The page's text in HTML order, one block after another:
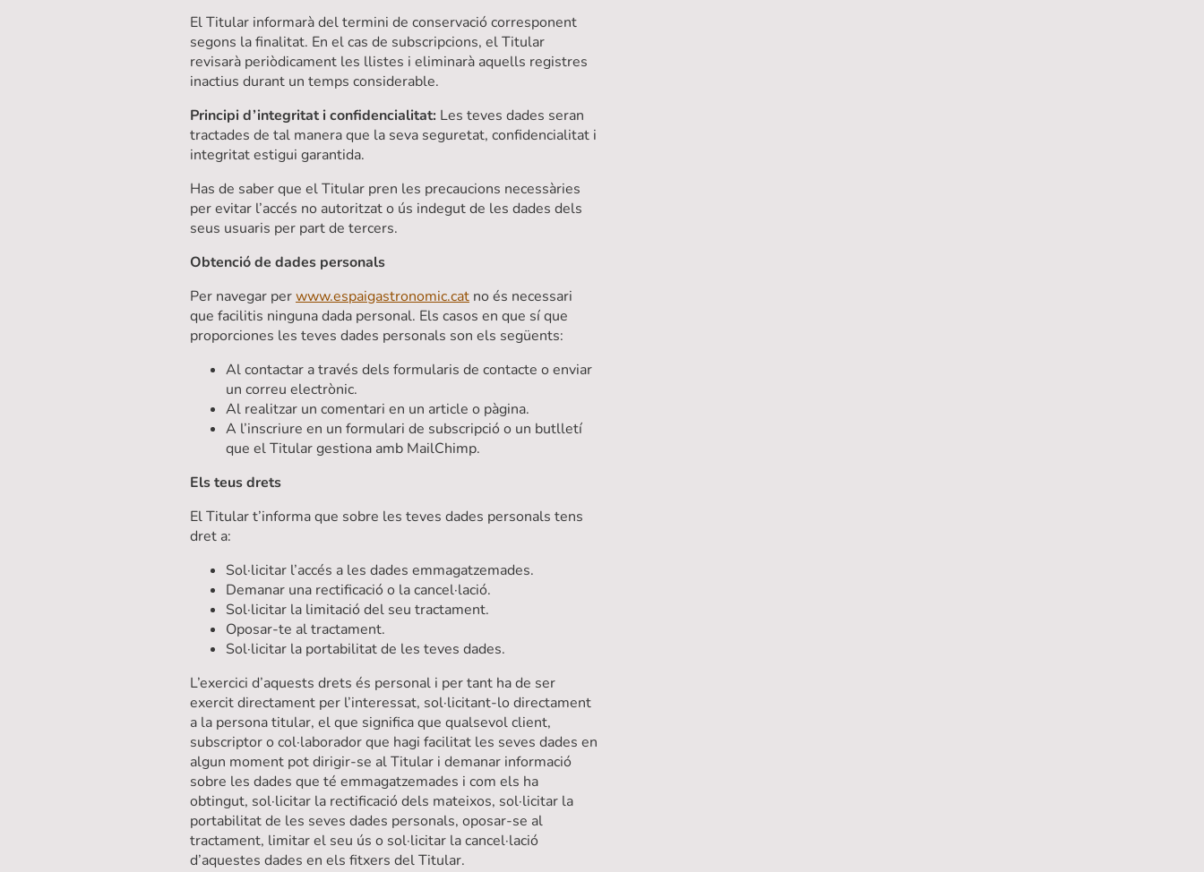
El Titular informarà del termini de conservació corresponent
segons la finalitat. En el cas de subscripcions, el Titular
revisarà periòdicament les llistes i eliminarà aquells registres
inactius durant un temps considerable.
Principi d’integritat i confidencialitat: Les teves dades seran
tractades de tal manera que la seva seguretat, confidencialitat i
integritat estigui garantida.
Has de saber que el Titular pren les precaucions necessàries
per evitar l’accés no autoritzat o ús indegut de les dades dels
seus usuaris per part de tercers.
Obtenció de dades personals
Per navegar perwww.espaigastronomic.cat no és necessari
que facilitis ninguna dada personal. Els casos en que sí que
proporciones les teves dades personals son els següents:
Al contactar a través dels formularis de contacte o enviar
un correu electrònic.
Al realitzar un comentari en un article o pàgina.
A l’inscriure en un formulari de subscripció o un butlletí
que el Titular gestiona amb MailChimp.
Els teus drets
El Titular t’informa que sobre les teves dades personals tens
dret a:
Sol·licitar l’accés a les dades emmagatzemades.
Demanar una rectificació o la cancel·lació.
Sol·licitar la limitació del seu tractament.
Oposar-te al tractament.
Sol·licitar la portabilitat de les teves dades.
L’exercici d’aquests drets és personal i per tant ha de ser
exercit directament per l’interessat, sol·licitant-lo directament
a la persona titular, el que significa que qualsevol client,
subscriptor o col·laborador que hagi facilitat les seves dades en
algun moment pot dirigir-se al Titular i demanar informació
sobre les dades que té emmagatzemades i com els ha
obtingut, sol·licitar la rectificació dels mateixos, sol·licitar la
portabilitat de les seves dades personals, oposar-se al
tractament, limitar el seu ús o sol·licitar la cancel·lació
d’aquestes dades en els fitxers del Titular.